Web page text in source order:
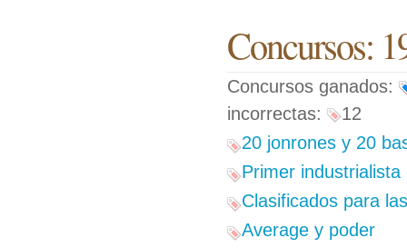
Concursos:
Concursos ganados:
incorrectas:
12
20 jonrones y 20
Primer
Clasificados para
Average y poder